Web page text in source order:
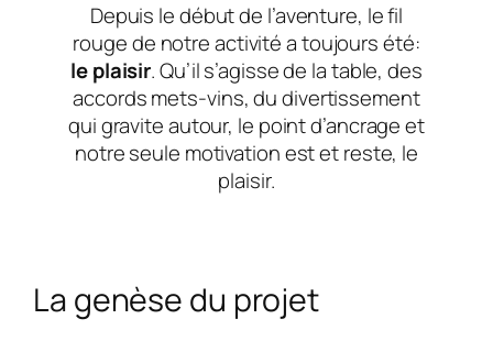
Depuis le début de l’aventure, le fil
rouge de notre activité a toujours été:
le plaisir. Qu’il s’agisse de la table, des
accords mets-vins, du divertissement
qui gravite autour, le point d’ancrage et
notre seule motivation est et reste, le
plaisir.
La genèse du projet